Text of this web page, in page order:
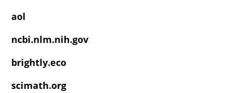
aol
ncbi.nlm.nih.gov
brightly.eco
scimath.org